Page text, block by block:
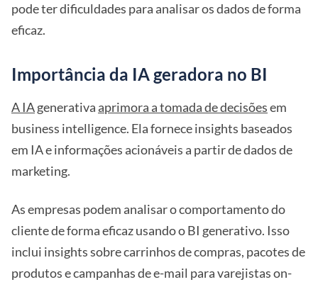
pode ter dificuldades para analisar os dados de forma
eficaz.
Importância da IA geradora no BI
A IAgenerativa aprimora a tomada de decisõesem
business intelligence. Ela fornece insights baseados
em IA e informações acionáveis a partir de dados de
marketing.
As empresas podem analisar o comportamento do
cliente de forma eficaz usando o BI generativo. Isso
inclui insights sobre carrinhos de compras, pacotes de
produtos e campanhas de e-mail para varejistas on-